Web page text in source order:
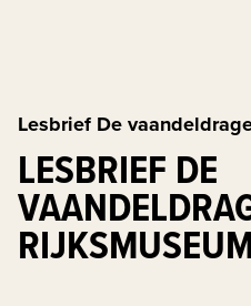
Lesbrief De
LESBRIEF DE